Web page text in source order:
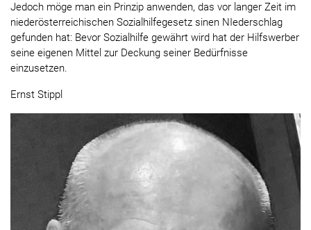
Jedoch möge man ein Prinzip anwenden, das vor langer Zeit im
niederösterreichischen Sozialhilfegesetz sinen NIederschlag
gefunden hat: Bevor Sozialhilfe gewährt wird hat der Hilfswerber
seine eigenen Mittel zur Deckung seiner Bedürfnisse
einzusetzen.
Ernst Stippl